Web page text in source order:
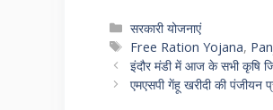
at
s
A
e
gr
a
b
o
Categories
सरकारी योजनाएं
Tags
Free Ration Yojana,
इंदौर मंडी में आज के सभी कृषि
एमएसपी गेंहू खरीदी की पंजीयन